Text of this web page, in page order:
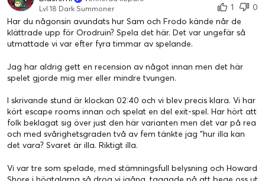
Lvl 18 Dark Summoner
1
0
Har du någonsin avundats hur Sam och Frodo kände når de
klättrade upp för Orodruin? Spela det här. Det var ungefär så
utmattade vi var efter fyra timmar av spelande.
Jag har aldrig gett en recension av något innan men det här
spelet gjorde mig mer eller mindre tvungen.
I skrivande stund är klockan 02:40 och vi blev precis klara. Vi har
kört escape rooms innan och spelat en del exit-spel. Har hört att
folk beklagat sig över just den här varianten men det var på rea
och med svårighetsgraden två av fem tänkte jag ”hur illa kan
det vara? Svaret är illa. Riktigt illa.
Vi var tre som spelade, med stämningsfull belysning och Howard